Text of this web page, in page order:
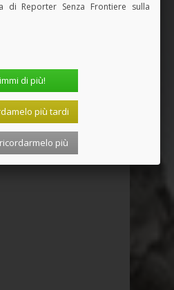
tutti i Libri
di Reporter Senza Frontiere sulla
di più!
più tardi
più